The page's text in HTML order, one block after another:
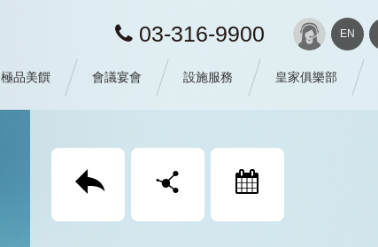
03-316-9900 EN
極品美饌 會議宴會 設施服務 皇家俱樂部